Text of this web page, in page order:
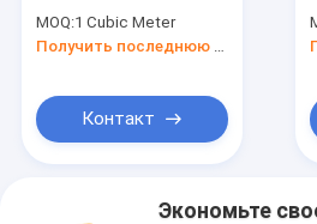
Storage Plant
Chemical Steel Liner
MOQ:1 Cubic Meter
Контакт
Экономьте